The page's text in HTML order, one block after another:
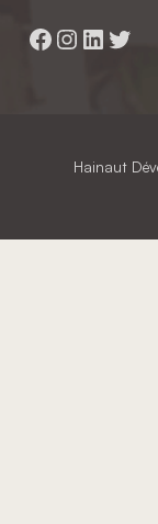
Facebook
Instagram
Hainaut